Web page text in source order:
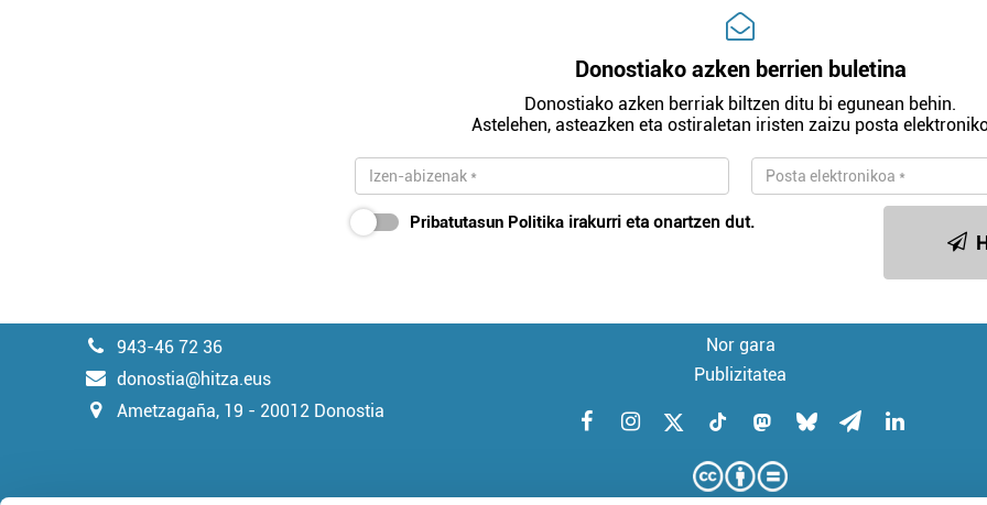
Donostiako azken berrien buletina
Donostiako azken berriak biltzen ditu bi egunean behin.
Astelehen, asteazken eta ostiraletan iristen zaizu posta
Pribatutasun Politika irakurri eta onartzen dut.
943-46 72 36
donostia@hitza.eus
Ametzagaña, 19 - 20012 Donostia
Nor gara
Publizitatea